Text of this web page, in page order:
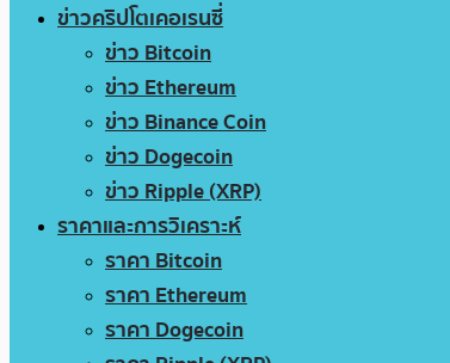
ข่าวคริปโตเคอเรนซี่
ข่าว Bitcoin
ข่าว Ethereum
ข่าว Binance Coin
ข่าว Dogecoin
ข่าว Ripple (XRP)
ราคาและการวิเคราะห์
ราคา Bitcoin
ราคา Ethereum
ราคา Dogecoin